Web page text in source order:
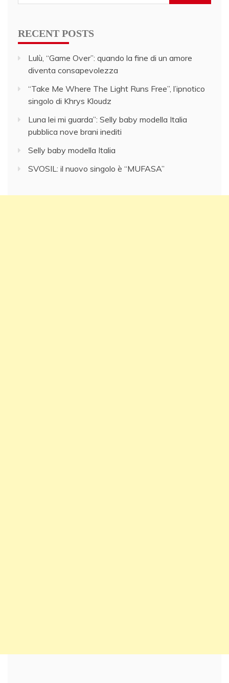
for:
RECENT POSTS
Lulù, “Game Over”: quando la fine di un amore
diventa consapevolezza
“Take Me Where The Light Runs Free”, l’ipnotico
singolo di Khrys Kloudz
Luna lei mi guarda”: Selly baby modella Italia
pubblica nove brani inediti
Selly baby modella Italia
SVOSIL: il nuovo singolo è “MUFASA”